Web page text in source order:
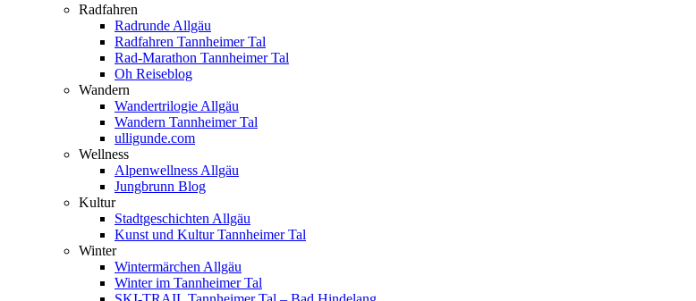
Radfahren
Radrunde Allgäu
Radfahren Tannheimer Tal
Rad-Marathon Tannheimer Tal
Oh Reiseblog
Wandern
Wandertrilogie Allgäu
Wandern Tannheimer Tal
ulligunde.com
Wellness
Alpenwellness Allgäu
Jungbrunn Blog
Kultur
Stadtgeschichten Allgäu
Kunst und Kultur Tannheimer Tal
Winter
Wintermärchen Allgäu
Winter im Tannheimer Tal